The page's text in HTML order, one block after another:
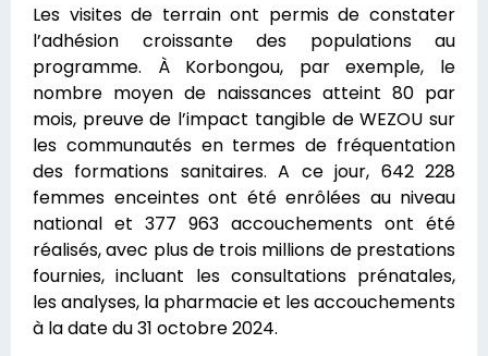
Les visites de terrain ont permis de constater
l’adhésion croissante des populations au
programme. À Korbongou, par exemple, le
nombre moyen de naissances atteint 80 par
mois, preuve de l’impact tangible de WEZOU sur
les communautés en termes de fréquentation
des formations sanitaires. A ce jour, 642 228
femmes enceintes ont été enrôlées au niveau
national et 377 963 accouchements ont été
réalisés, avec plus de trois millions de prestations
fournies, incluant les consultations prénatales,
les analyses, la pharmacie et les accouchements
à la date du 31 octobre 2024.